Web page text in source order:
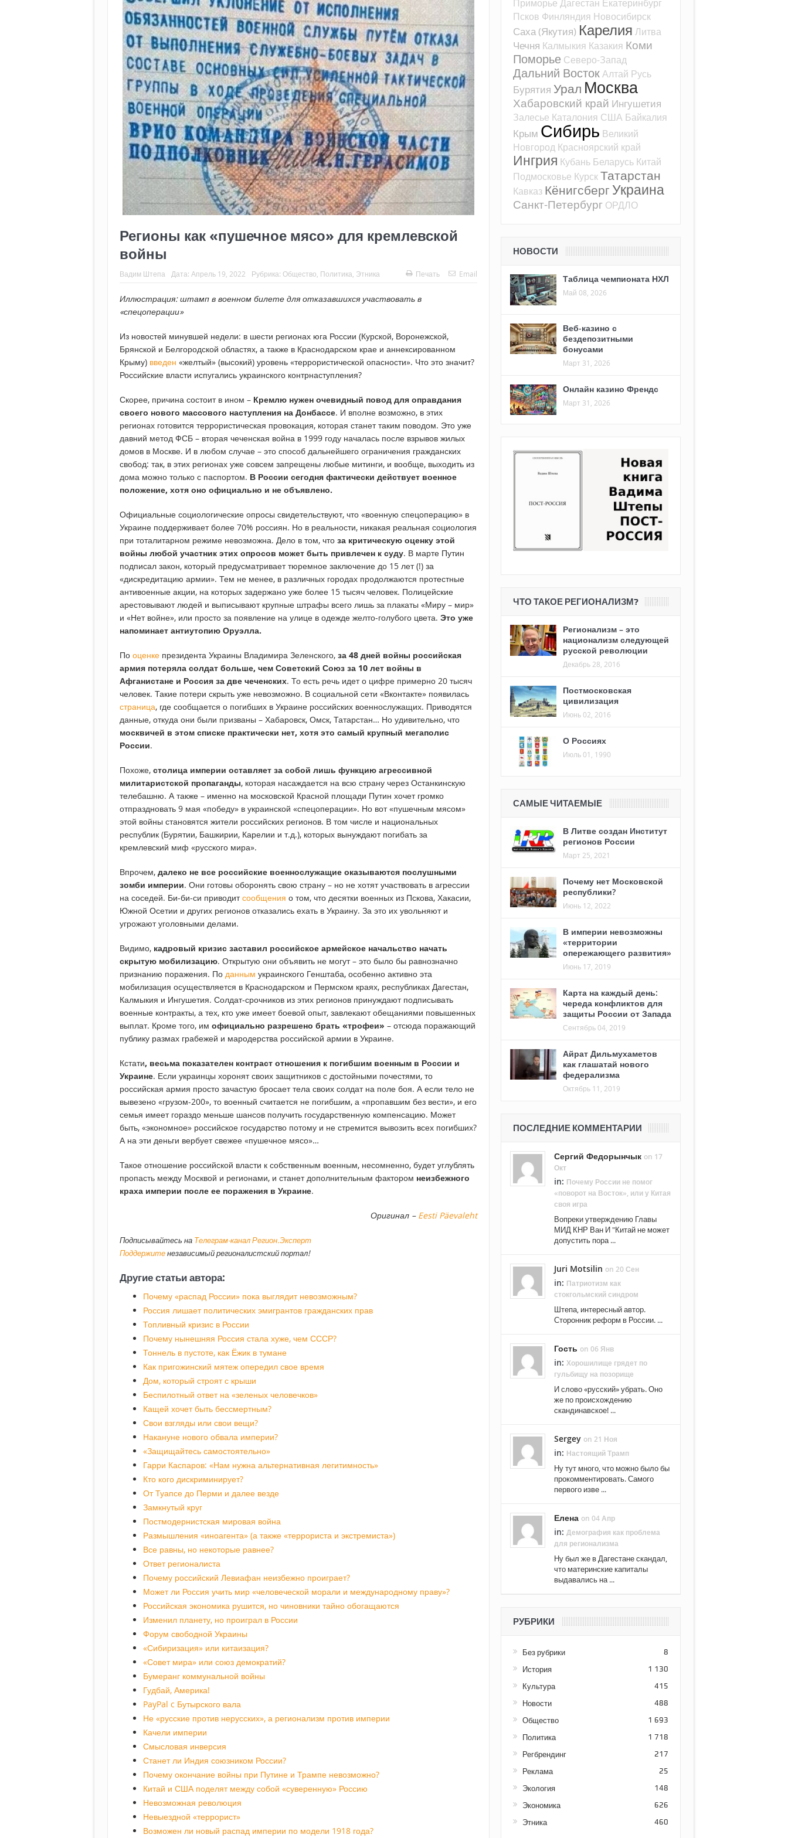
Регионы как «пушечное мясо» для кремлевской
войны
Вадим Штепа Дата: Апрель 19, 2022 Рубрика: Общество Политика Этника Печать Email
Иллюстрация: штамп в военном билете для отказавшихся участвовать в
«спецоперации»
Из новостей минувшей недели: в шести регионах юга России (Курской, Воронежской,
Брянской и Белгородской областях, а также в Краснодарском крае и аннексированном
Крыму) введен «желтый» (высокий) уровень «террористической опасности». Что это значит?
Российские власти испугались украинского контрнаступления?
Скорее, причина состоит в ином – Кремлю нужен очевидный повод для оправдания
своего нового массового наступления на Донбассе. И вполне возможно, в этих
регионах готовится террористическая провокация, которая станет таким поводом. Это уже
давний метод ФСБ – вторая чеченская война в 1999 году началась после взрывов жилых
домов в Москве. И в любом случае – это способ дальнейшего ограничения гражданских
свобод: так, в этих регионах уже совсем запрещены любые митинги, и вообще, выходить из
дома можно только с паспортом. В России сегодня фактически действует военное
положение, хотя оно официально и не объявлено.
Официальные социологические опросы свидетельствуют, что «военную спецоперацию» в
Украине поддерживает более 70% россиян. Но в реальности, никакая реальная социология
при тоталитарном режиме невозможна. Дело в том, что за критическую оценку этой
войны любой участник этих опросов может быть привлечен к суду. В марте Путин
подписал закон, который предусматривает тюремное заключение до 15 лет (!) за
«дискредитацию армии». Тем не менее, в различных городах продолжаются протестные
антивоенные акции, на которых задержано уже более 15 тысяч человек. Полицейские
арестовывают людей и выписывают крупные штрафы всего лишь за плакаты «Миру – мир»
и «Нет войне», или просто за появление на улице в одежде желто-голубого цвета. Это уже
напоминает антиутопию Оруэлла.
По оценке президента Украины Владимира Зеленского, за 48 дней войны российская
армия потеряла солдат больше, чем Советский Союз за 10 лет войны в
Афганистане и Россия за две чеченских. То есть речь идет о цифре примерно 20 тысяч
человек. Такие потери скрыть уже невозможно. В социальной сети «Вконтакте» появилась
страница, где сообщается о погибших в Украине российских военнослужащих. Приводятся
данные, откуда они были призваны – Хабаровск, Омск, Татарстан… Но удивительно, что
москвичей в этом списке практически нет, хотя это самый крупный мегаполис
России.
Похоже, столица империи оставляет за собой лишь функцию агрессивной
милитаристской пропаганды, которая насаждается на всю страну через Останкинскую
телебашню. А также – именно на московской Красной площади Путин хочет громко
отпраздновать 9 мая «победу» в украинской «спецоперации». Но вот «пушечным мясом»
этой войны становятся жители российских регионов. В том числе и национальных
республик (Бурятии, Башкирии, Карелии и т.д.), которых вынуждают погибать за
кремлевский миф «русского мира».
Впрочем, далеко не все российские военнослужащие оказываются послушными
зомби империи. Они готовы оборонять свою страну – но не хотят участвовать в агрессии
на соседей. Би-би-си приводитсообщения о том, что десятки военных из Пскова, Хакасии,
Южной Осетии и других регионов отказались ехать в Украину. За это их увольняют и
угрожают уголовными делами.
Видимо, кадровый кризис заставил российское армейское начальство начать
скрытую мобилизацию. Открытую они объявить не могут – это было бы равнозначно
признанию поражения. По данным украинского Генштаба, особенно активно эта
мобилизация осуществляется в Краснодарском и Пермском краях, республиках Дагестан,
Калмыкия и Ингушетия. Солдат-срочников из этих регионов принуждают подписывать
военные контракты, а тех, кто уже имеет боевой опыт, завлекают обещаниями повышенных
выплат. Кроме того, им официально разрешено брать «трофеи» – отсюда поражающий
публику размах грабежей и мародерства российской армии в Украине.
Кстати, весьма показателен контраст отношения к погибшим военным в России и
Украине. Если украинцы хоронят своих защитников с достойными почестями, то
российская армия просто зачастую бросает тела своих солдат на поле боя. А если тело не
вывезено «грузом-200», то военный считается не погибшим, а «пропавшим без вести», и его
семья имеет гораздо меньше шансов получить государственную компенсацию. Может
быть, «экономное» российское государство потому и не стремится вывозить всех погибших?
А на эти деньги вербует свежее «пушечное мясо»…
Такое отношение российской власти к собственным военным, несомненно, будет углублять
пропасть между Москвой и регионами, и станет дополнительным фактором неизбежного
краха империи после ее поражения в Украине.
Оригинал – Eesti Päevaleht
Подписывайтесь на Телеграм-канал Регион.Эксперт
Поддержитенезависимый регионалистский портал!
Другие статьи автора:
Почему «распад России» пока выглядит невозможным?
Россия лишает политических эмигрантов гражданских прав
Топливный кризис в России
Почему нынешняя Россия стала хуже, чем СССР?
Тоннель в пустоте, как Ёжик в тумане
Как пригожинский мятеж опередил свое время
Дом, который строят с крыши
Беспилотный ответ на «зеленых человечков»
Кащей хочет быть бессмертным?
Свои взгляды или свои вещи?
Накануне нового обвала империи?
«Защищайтесь самостоятельно»
Гарри Каспаров: «Нам нужна альтернативная легитимность»
Кто кого дискриминирует?
От Туапсе до Перми и далее везде
Замкнутый круг
Постмодернистская мировая война
Размышления «иноагента» (а также «террориста и экстремиста»)
Все равны, но некоторые равнее?
Ответ регионалиста
Почему российский Левиафан неизбежно проиграет?
Может ли Россия учить мир «человеческой морали и международному праву»?
Российская экономика рушится, но чиновники тайно обогащаются
Изменил планету, но проиграл в России
Форум свободной Украины
«Сибиризация» или китаизация?
«Совет мира» или союз демократий?
Бумеранг коммунальной войны
Гудбай, Америка!
PayPal c Бутырского вала
Не «русские против нерусских», а регионализм против империи
Качели империи
Смысловая инверсия
Станет ли Индия союзником России?
Почему окончание войны при Путине и Трампе невозможно?
Китай и США поделят между собой «суверенную» Россию
Невозможная революция
Невыездной «террорист»
Возможен ли новый распад империи по модели 1918 года?
Приморье Дагестан Екатеринбург
Псков Финляндия Новосибирск
Саха (Якутия) Карелия Литва
Чечня Калмыкия Казакия Коми
Поморье Северо-Запад
Дальний ВостокАлтай Русь
Бурятия Урал Москва
Хабаровский край Ингушетия
Залесье Каталония США Байкалия
Крым Сибирь Великий
Новгород Красноярский край
Ингрия Кубань Беларусь Китай
Подмосковье КурскТатарстан
Кавказ Кёнигсберг Украина
Санкт-Петербург ОРДЛО
НОВОСТИ
Таблица чемпионата НХЛ
Май 08, 2026
Веб-казино с
бездепозитными
бонусами
Март 31, 2026
Онлайн казино Френдс
Март 31, 2026
ЧТО ТАКОЕ РЕГИОНАЛИЗМ?
Регионализм – это
национализм следующей
русской революции
Декабрь 28, 2016
Постмосковская
цивилизация
Июнь 02, 2016
О Россиях
Июль 01, 1990
САМЫЕ ЧИТАЕМЫЕ
В Литве создан Институт
регионов России
Март 25, 2021
Почему нет Московской
республики?
Июнь 12, 2022
В империи невозможны
«территории
опережающего развития»
Июнь 17, 2019
Карта на каждый день:
череда конфликтов для
защиты России от Запада
Сентябрь 04, 2019
Айрат Дильмухаметов
как глашатай нового
федерализма
Октябрь 11, 2019
ПОСЛЕДНИЕ КОММЕНТАРИИ
Сергий Федорынчык on 17
Окт
in: Почему России не помог
«поворот на Восток», или у Китая
своя игра
Вопреки утверждению Главы
МИД КНР Ван И "Китай не может
допустить пора ...
Juri Motsilin on 20 Сен
in: Патриотизм как
стокгольмский синдром
Штепа, интересный автор.
Сторонник реформ в России. ...
Гость on 06 Янв
in: Хорошилище грядет по
гульбищу на позорище
И слово «русский» убрать. Оно
же по происхождению
скандинавское! ...
Sergey on 21 Ноя
in: Настоящий Трамп
Ну тут много, что можно было бы
прокомментировать. Самого
первого изве ...
Елена on 04 Апр
in: Демография как проблема
для регионализма
Ну был же в Дагестане скандал,
что материнские капиталы
выдавались на ...
РУБРИКИ
Без рубрики 8
История 1 130
Культура 415
Новости 488
Общество 1 693
Политика 1 718
Регбрендинг 217
Реклама 25
Экология 148
Экономика 626
Этника 460